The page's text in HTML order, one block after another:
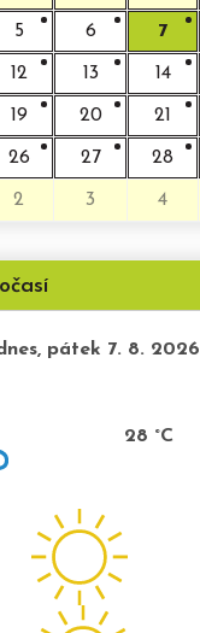
5 6 7
12 13 14
19 20 21
26 27 28
2 3 4
pátek 7. 8. 2026
28 °C